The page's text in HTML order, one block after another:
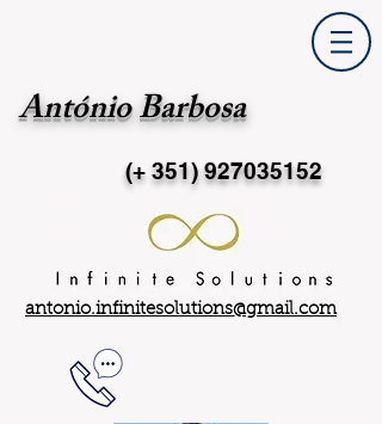
António Barbosa
(+ 351)927035152
antonio.infinitesolutions@gmail.com